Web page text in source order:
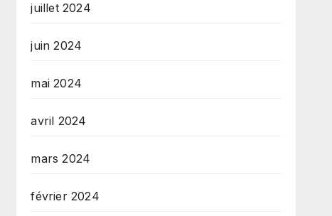
juillet 2024
juin 2024
mai 2024
avril 2024
mars 2024
février 2024